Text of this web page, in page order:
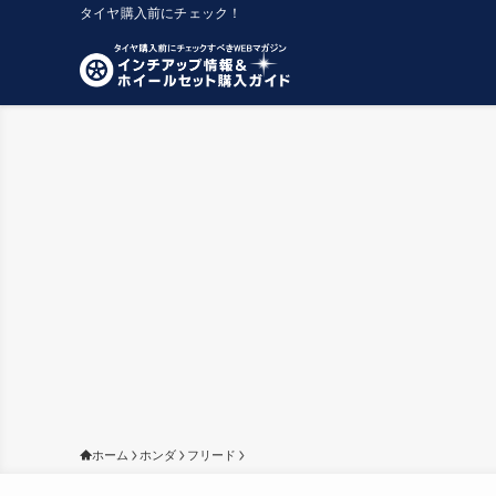
タイヤ購入前にチェック！
ホーム ホンダ フリード